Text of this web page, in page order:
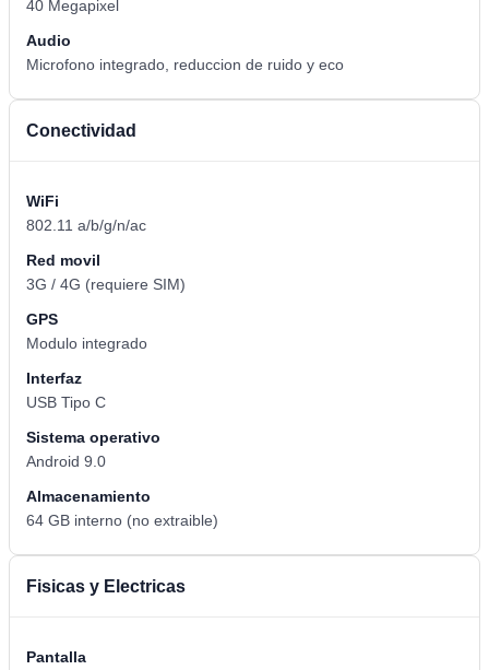
40 Megapixel
Audio
Microfono integrado, reduccion de ruido y eco
Conectividad
WiFi
802.11 a/b/g/n/ac
Red movil
3G / 4G (requiere SIM)
GPS
Modulo integrado
Interfaz
USB Tipo C
Sistema operativo
Android 9.0
Almacenamiento
64 GB interno (no extraible)
Fisicas y Electricas
Pantalla